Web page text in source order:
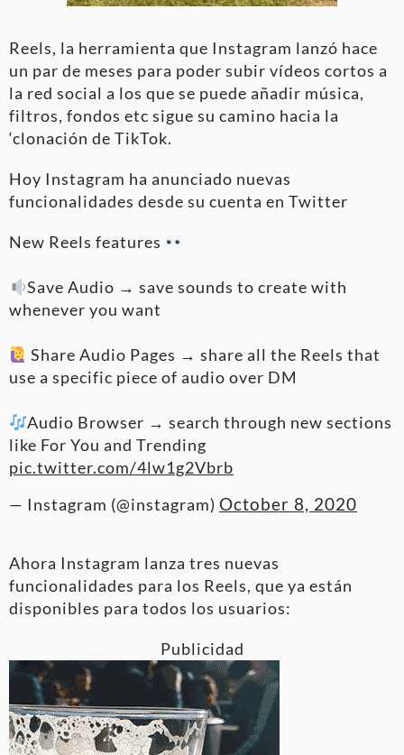
Reels, la herramienta que Instagram lanzó hace
un par de meses para poder subir vídeos cortos a
la red social a los que se puede añadir música,
filtros, fondos etc sigue su camino hacia la
‘clonación de TikTok.
Hoy Instagram ha anunciado nuevas
funcionalidades desde su cuenta en Twitter
New Reels features
Save Audio → save sounds to create with
whenever you want
Share Audio Pages → share all the Reels that
use a specific piece of audio over DM
Audio Browser → search through new sections
like For You and Trending
pic.twitter.com/4lw1g2Vbrb
— Instagram (@instagram) October 8, 2020
Ahora Instagram lanza tres nuevas
funcionalidades para los Reels, que ya están
disponibles para todos los usuarios:
Publicidad